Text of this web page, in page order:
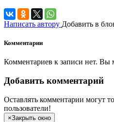
Написать автору Добавить в
Комментарии
Комментариев к записи нет. Вы
Добавить комментарий
Оставлять комментарии могут
пользователи!
×Закрыть окно